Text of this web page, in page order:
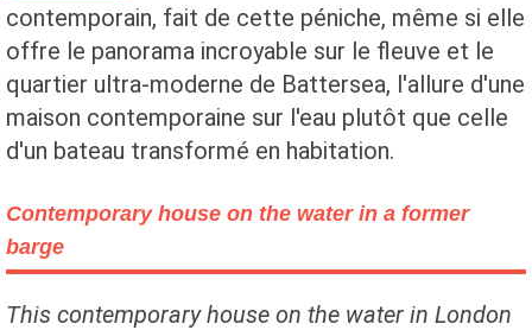
contemporain, fait de cette péniche, même si elle
offre le panorama incroyable sur le fleuve et le
quartier ultra-moderne de Battersea, l'allure d'une
maison contemporaine sur l'eau plutôt que celle
d'un bateau transformé en habitation.
Contemporary house on the water in a former
barge
This contemporary house on the water in London